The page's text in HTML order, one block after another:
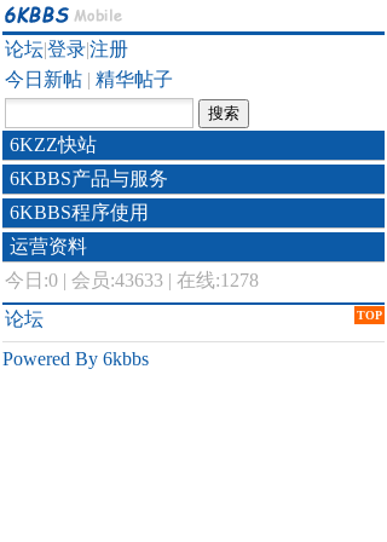
论坛|登录|注册
今日新帖 | 精华帖子
6KZZ快站
6KBBS产品与服务
6KBBS程序使用
运营资料
今日:0 | 会员:43633 | 在线:1278
TOP
论坛
Powered By 6kbbs